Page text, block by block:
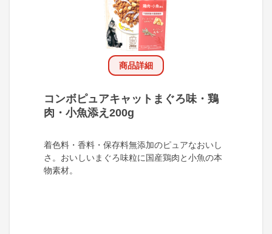
商品詳細
コンボピュアキャットまぐろ味・鶏
肉・小魚添え200g
着色料・香料・保存料無添加のピュアなおいし
さ。おいしいまぐろ味粒に国産鶏肉と小魚の本
物素材。